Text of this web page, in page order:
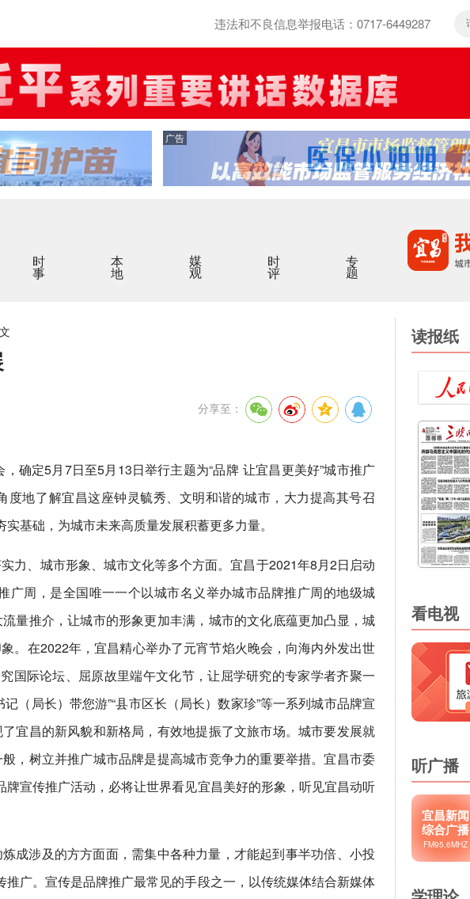
违法和不良信息举报电话：0717-6449287
广告
时事 本地 媒观 时评 专题
分享至：
确定5月7日至5月13日举行主题为“品牌 让宜昌更美好”城市推广
地了解宜昌这座钟灵毓秀、文明和谐的城市，大力提高其号召
基础，为城市未来高质量发展积蓄更多力量。
力、城市形象、城市文化等多个方面。宜昌于2021年8月2日启动
周，是全国唯一一个以城市名义举办城市品牌推广周的地级城
量推介，让城市的形象更加丰满，城市的文化底蕴更加凸显，城
。在2022年，宜昌精心举办了元宵节焰火晚会，向海内外发出世
国际论坛、屈原故里端午文化节，让屈学研究的专家学者齐聚一
（局长）带您游”“县市区长（局长）数家珍”等一系列城市品牌宣
宜昌的新风貌和新格局，有效地提振了文旅市场。城市要发展就
，树立并推广城市品牌是提高城市竞争力的重要举措。宜昌市委
宣传推广活动，必将让世界看见宜昌美好的形象，听见宜昌动听
成涉及的方方面面，需集中各种力量，才能起到事半功倍、小投
广。宣传是品牌推广最常见的手段之一，以传统媒体结合新媒体
读报纸
看电视
听广播
宜昌新闻
综合广播
FM95.6MHZ